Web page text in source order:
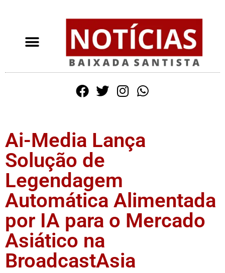
Ai-Media Lança
Solução de
Legendagem
Automática Alimentada
por IA para o Mercado
Asiático na
BroadcastAsia